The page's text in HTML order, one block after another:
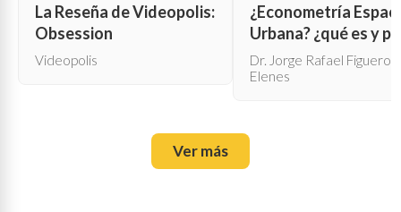
La Reseña de Videopolis:
Obsession
Videopolis
¿Econometría
Urbana? ¿qué es y
qué sirve?
Dr. Jorge Rafael Figueroa
Elenes
Ver más